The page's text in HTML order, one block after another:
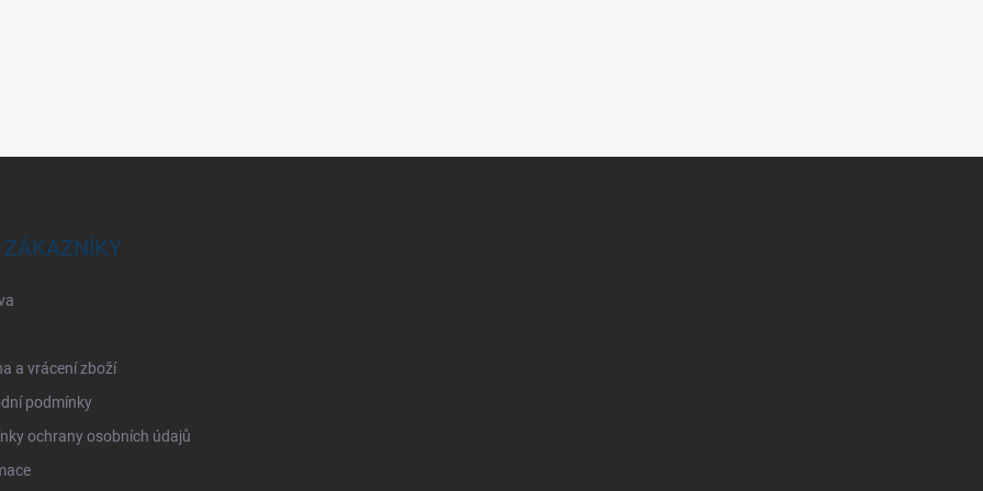
ZÁKAZNÍKY
a vrácení zboží
podmínky
ochrany osobních údajů